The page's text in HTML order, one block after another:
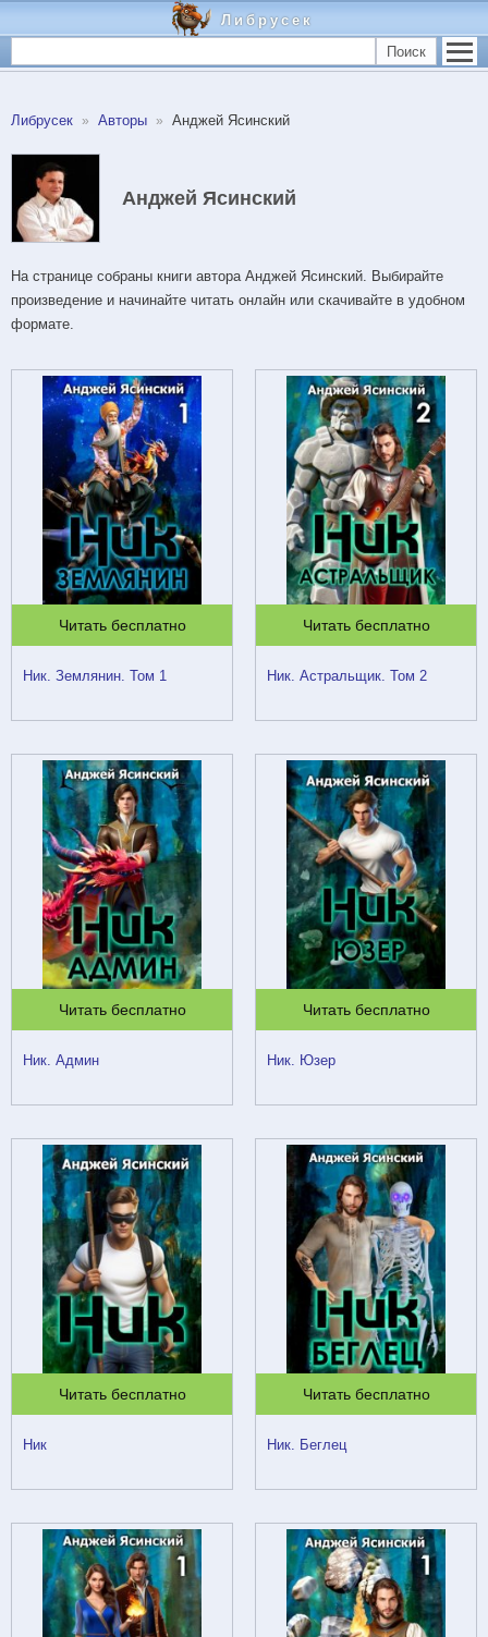
Либрусек
Поиск
Либрусек Авторы Анджей Ясинский
Анджей Ясинский
На странице собраны книги автора Анджей Ясинский. Выбирайте
произведение и начинайте читать онлайн или скачивайте в удобном
формате.
Читать бесплатно
Ник. Землянин. Том 1
Читать бесплатно
Ник. Астральщик. Том 2
Читать бесплатно
Ник. Админ
Читать бесплатно
Ник. Юзер
Читать бесплатно
Ник
Читать бесплатно
Ник. Беглец